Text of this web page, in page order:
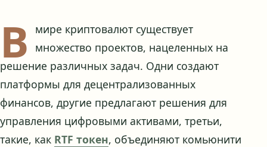
В
мире криптовалют существует
множество проектов, нацеленных на
решение различных задач. Одни создают
платформы для децентрализованных
финансов, другие предлагают решения для
управления цифровыми активами, третьи,
такие, как RTF токен, объединяют комьюнити